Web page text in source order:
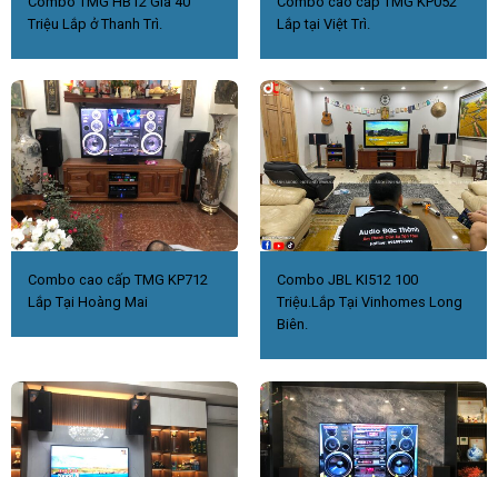
Triệu Lắp ở Thanh Trì.
Lắp tại Việt Trì.
Combo cao cấp TMG KP712
Lắp Tại Hoàng Mai
Combo JBL KI512 100
Triệu.Lắp Tại Vinhomes Long
Biên.